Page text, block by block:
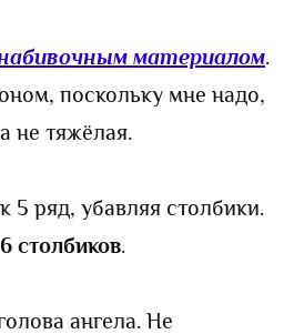
материалом.
поскольку мне надо,
не тяжёлая.
5 ряд, убавляя столбики.
6 столбиков.
ангела. Не